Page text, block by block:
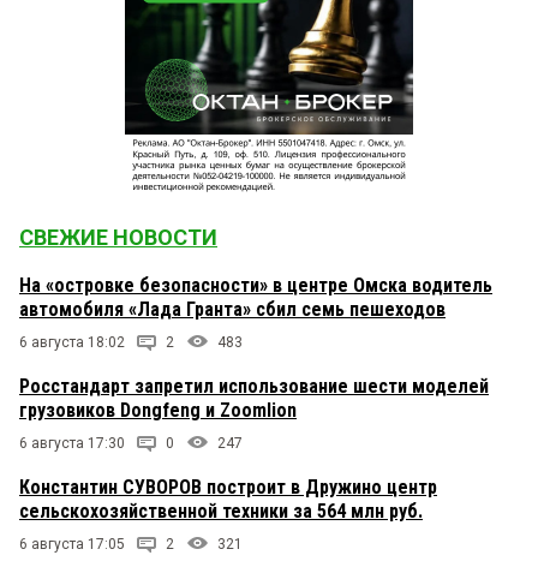
СВЕЖИЕ НОВОСТИ
На «островке безопасности» в центре Омска водитель
автомобиля «Лада Гранта» сбил семь пешеходов
6 августа 18:02 2 483
Росстандарт запретил использование шести моделей
грузовиков Dongfeng и Zoomlion
6 августа 17:30 0 247
Константин СУВОРОВ построит в Дружино центр
сельскохозяйственной техники за 564 млн руб.
6 августа 17:05 2 321